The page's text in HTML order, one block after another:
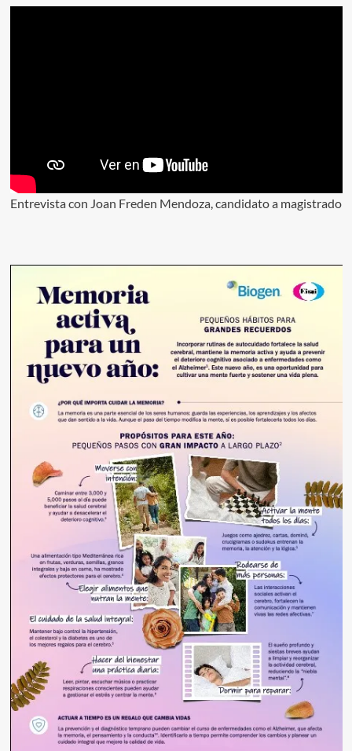
Entrevista con Joan Freden Mendoza, candidato a magistrado